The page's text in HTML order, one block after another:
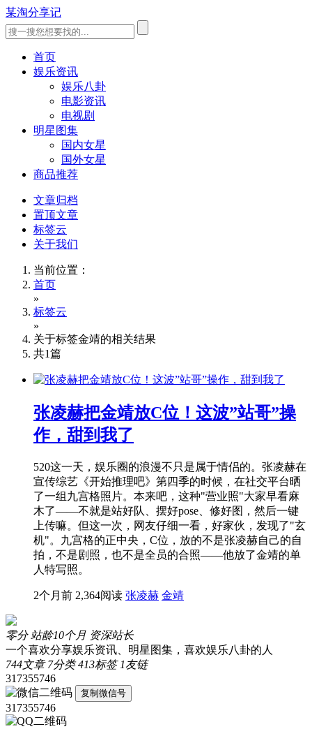
某淘分享记
首页
娱乐资讯
娱乐八卦
电影资讯
电视剧
明星图集
国内女星
国外女星
商品推荐
文章归档
置顶文章
标签云
关于我们
当前位置：
首页
»
标签云
»
关于标签金靖的相关结果
共1篇
张凌赫把金靖放C位！这波”站哥”操
作，甜到我了
520这一天，娱乐圈的浪漫不只是属于情侣的。张凌赫在
宣传综艺《开始推理吧》第四季的时候，在社交平台晒
了一组九宫格照片。本来吧，这种"营业照"大家早看麻
木了——不就是站好队、摆好pose、修好图，然后一键
上传嘛。但这一次，网友仔细一看，好家伙，发现了"玄
机"。九宫格的正中央，C位，放的不是张凌赫自己的自
拍，不是剧照，也不是全员的合照——他放了金靖的单
人特写照。
2个月前 2,364阅读 张凌赫 金靖
零分 站龄10个月 资深站长
一个喜欢分享娱乐资讯、明星图集，喜欢娱乐八卦的人
744文章 7分类 413标签 1友链
317355746
复制微信号
317355746